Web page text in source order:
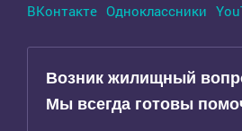
ВКонтакте Одноклассники
Возник жилищный
Мы всегда готовы